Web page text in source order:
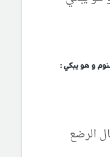
و هو يبكي :
الرضع